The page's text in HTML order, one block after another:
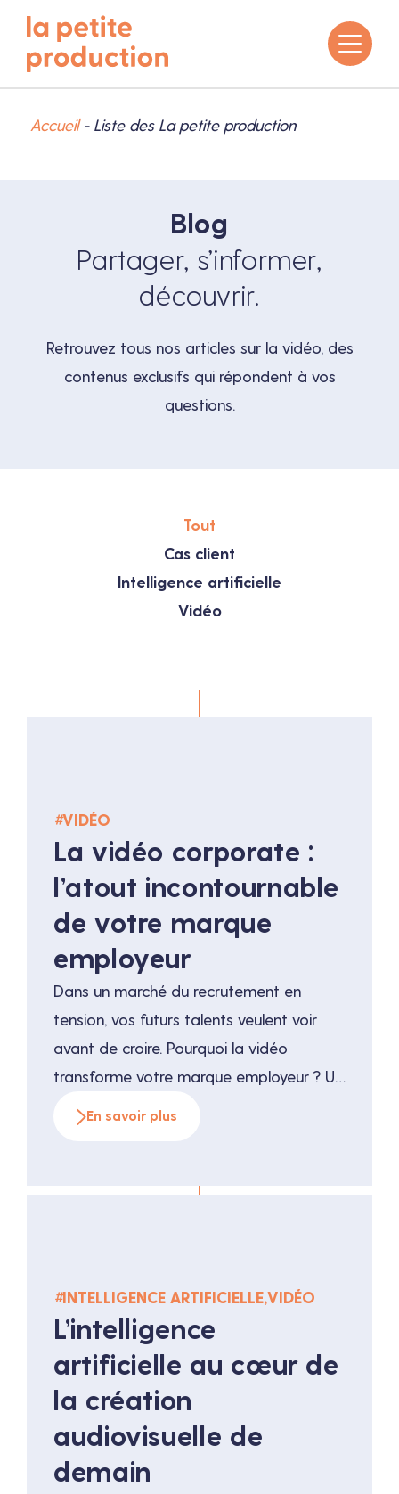
Accueil- Liste des La petite production
Blog
Partager, s’informer,
découvrir.
Retrouvez tous nos articles sur la vidéo, des
contenus exclusifs qui répondent à vos
questions.
Tout
Cas client
Intelligence artificielle
Vidéo
#VIDÉO
La vidéo corporate :
l’atout incontournable
de votre marque
employeur
Dans un marché du recrutement en
tension, vos futurs talents veulent voir
avant de croire. Pourquoi la vidéo
transforme votre marque employeur ? Un
contexte de recrutement
années. Les rapports de force se sont
En savoir plus
#INTELLIGENCE ARTIFICIELLE,VIDÉO
L’intelligence
artificielle au cœur de
la création
audiovisuelle de
demain